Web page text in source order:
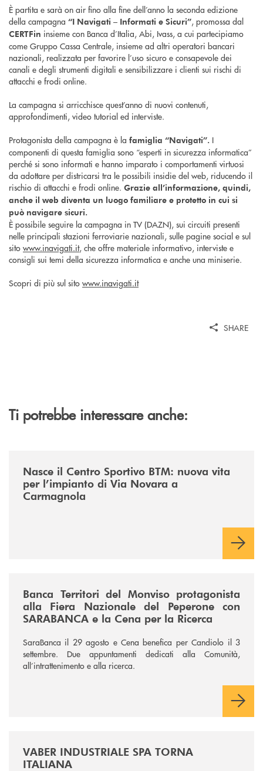
È partita e sarà on air fino alla fine dell’anno la seconda edizione
della campagna “I Navigati – Informati e Sicuri”, promossa dal
CERTFin insieme con Banca d’Italia, Abi, Ivass, a cui partecipiamo
come Gruppo Cassa Centrale, insieme ad altri operatori bancari
nazionali, realizzata per favorire l’uso sicuro e consapevole dei
canali e degli strumenti digitali e sensibilizzare i clienti sui rischi di
attacchi e frodi online.
La campagna si arricchisce quest’anno di nuovi contenuti,
approfondimenti, video tutorial ed interviste.
Protagonista della campagna è la famiglia “Navigati”. I
componenti di questa famiglia sono “esperti in sicurezza informatica”
perché si sono informati e hanno imparato i comportamenti virtuosi
da adottare per districarsi tra le possibili insidie del web, riducendo il
rischio di attacchi e frodi online. Grazie all’informazione, quindi,
anche il web diventa un luogo familiare e protetto in cui si
può navigare sicuri.
È possibile seguire la campagna in TV (DAZN), sui circuiti presenti
nelle principali stazioni ferroviarie nazionali, sulle pagine social e sul
sito www.inavigati.it, che offre materiale informativo, interviste e
consigli sui temi della sicurezza informatica e anche una miniserie.
Scopri di più sul sito www.inavigati.it
SHARE
Ti potrebbe interessare anche:
Nasce il Centro Sportivo BTM: nuova vita
per l’impianto di Via Novara a
Carmagnola
Banca Territori del Monviso protagonista
alla Fiera Nazionale del Peperone con
SARABANCA e la Cena per la Ricerca
SaraBanca il 29 agosto e Cena benefica per Candiolo il 3
settembre. Due appuntamenti dedicati alla Comunità,
all’intrattenimento e alla ricerca.
VABER INDUSTRIALE SPA TORNA
ITALIANA